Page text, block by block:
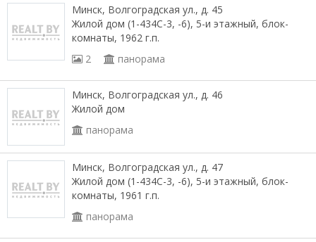
Минск, Волгоградская ул., д. 45
Жилой дом (1-434С-3, -6), 5-и этажный, блок-
комнаты, 1962 г.п.
2
панорама
Минск, Волгоградская ул., д. 46
Жилой дом
панорама
Минск, Волгоградская ул., д. 47
Жилой дом (1-434С-3, -6), 5-и этажный, блок-
комнаты, 1961 г.п.
панорама